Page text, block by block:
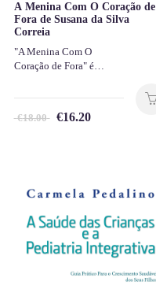
A Menina Com O Coração de
Fora de Susana da Silva
Correia
"A Menina Com O
Coração de Fora" é…
€18.00 €16.20